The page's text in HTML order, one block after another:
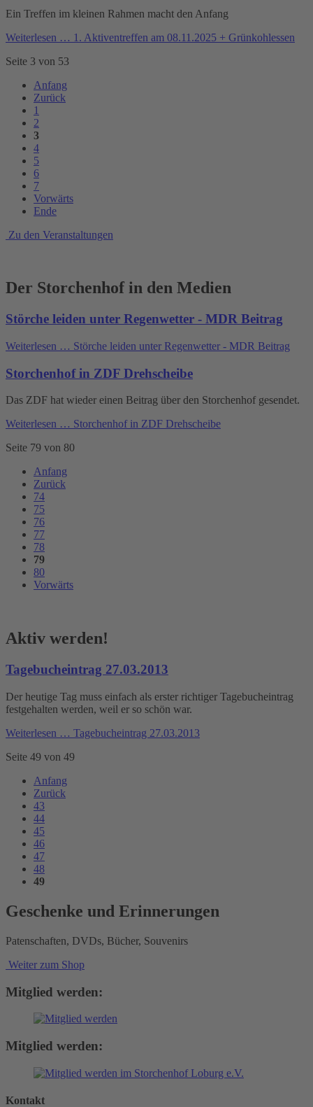
Ein Treffen im kleinen Rahmen macht den Anfang
Weiterlesen … 1. Aktiventreffen am 08.11.2025 + Grünkohlessen
Seite 3 von 53
Anfang
Zurück
1
2
3
4
5
6
7
Vorwärts
Ende
Zu den Veranstaltungen
Der Storchenhof in den Medien
Störche leiden unter Regenwetter - MDR Beitrag
Weiterlesen … Störche leiden unter Regenwetter - MDR Beitrag
Storchenhof in ZDF Drehscheibe
Das ZDF hat wieder einen Beitrag über den Storchenhof gesendet.
Weiterlesen … Storchenhof in ZDF Drehscheibe
Seite 79 von 80
Anfang
Zurück
74
75
76
77
78
79
80
Vorwärts
Aktiv werden!
Tagebucheintrag 27.03.2013
Der heutige Tag muss einfach als erster richtiger Tagebucheintrag
festgehalten werden, weil er so schön war.
Weiterlesen … Tagebucheintrag 27.03.2013
Seite 49 von 49
Anfang
Zurück
43
44
45
46
47
48
49
Geschenke und Erinnerungen
Patenschaften, DVDs, Bücher, Souvenirs
Weiter zum Shop
Mitglied werden:
Mitglied werden:
Kontakt